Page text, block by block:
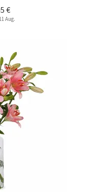
€
Aug.